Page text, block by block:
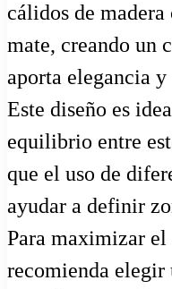
cálidos de
mate, creando un
aporta elegancia
Este diseño es
equilibrio entre
que el uso de
ayudar a definir
Para maximizar el
recomienda elegir